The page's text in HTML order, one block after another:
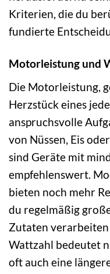
Kriterien, die du
fundierte
Motorleistung und
Die Motorleistung,
Herzstück eines
anspruchsvolle
von Nüssen, Eis
sind Geräte mit
empfehlenswert.
bieten noch mehr
du regelmäßig
Zutaten
Wattzahl bedeutet
oft auch eine